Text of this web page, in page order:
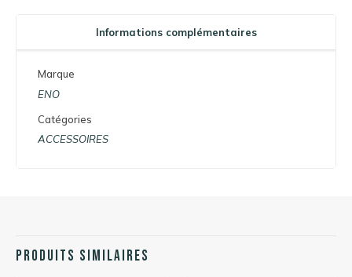
Informations complémentaires
Marque
ENO
Catégories
ACCESSOIRES
Produits similaires